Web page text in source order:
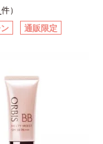
みや凹凸も軽やかにカ
みのあるテクスチャ
広がり、しっかりカ
た色設計で、白浮きせ
い印象を叶えます。こ
中美容クリーム・日焼
下地・カラーコントロ
ーラー・パウダー・フ
件）
通販限定